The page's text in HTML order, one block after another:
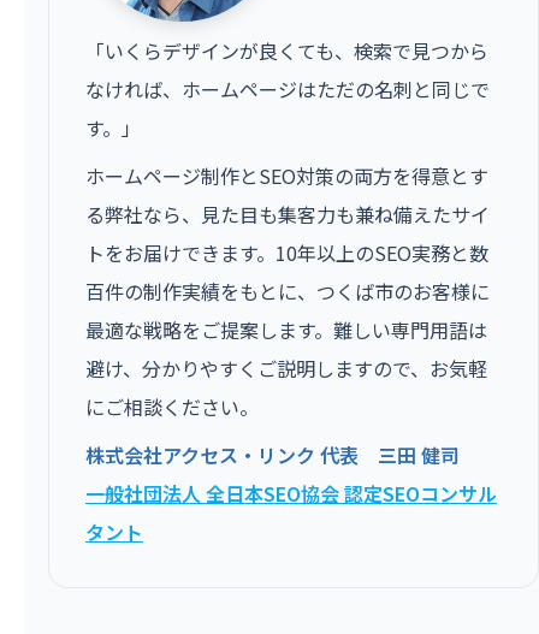
「いくらデザインが良くても、検索で見つから
なければ、ホームページはただの名刺と同じで
す。」
ホームページ制作とSEO対策の両方を得意とす
る弊社なら、見た目も集客力も兼ね備えたサイ
トをお届けできます。10年以上のSEO実務と数
百件の制作実績をもとに、つくば市のお客様に
最適な戦略をご提案します。難しい専門用語は
避け、分かりやすくご説明しますので、お気軽
にご相談ください。
株式会社アクセス・リンク 代表 三田 健司
一般社団法人 全日本SEO協会 認定SEOコンサル
タント